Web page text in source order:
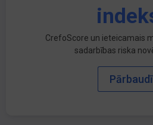
CrefoScore un ieteicamais
sadarbības riska